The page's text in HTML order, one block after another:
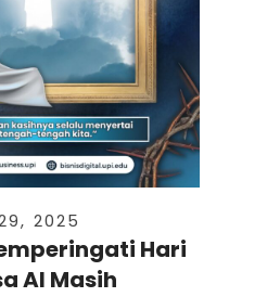
2025
Hari
Al Masih